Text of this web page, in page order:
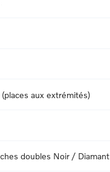
aux extrémités)
doubles Noir / Diamant